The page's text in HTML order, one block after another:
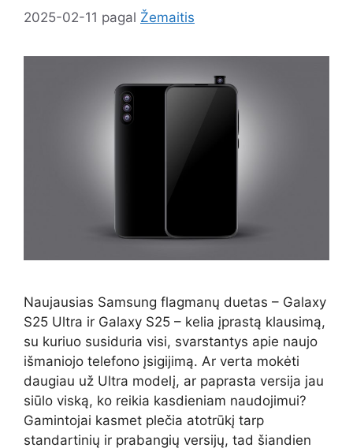
2025-02-11 pagal Žemaitis
Naujausias Samsung flagmanų duetas – Galaxy
S25 Ultra ir Galaxy S25 – kelia įprastą klausimą,
su kuriuo susiduria visi, svarstantys apie naujo
išmaniojo telefono įsigijimą. Ar verta mokėti
daugiau už Ultra modelį, ar paprasta versija jau
siūlo viską, ko reikia kasdieniam naudojimui?
Gamintojai kasmet plečia atotrūkį tarp
standartinių ir prabangių versijų, tad šiandien